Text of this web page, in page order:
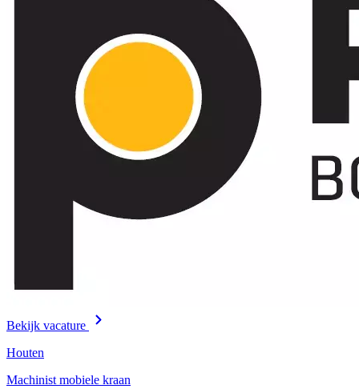
Bekijk vacature
Houten
Machinist mobiele kraan